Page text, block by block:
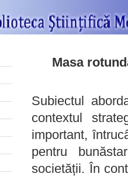
Masa
Subiectul
contextul
important,
pentru
societății. În